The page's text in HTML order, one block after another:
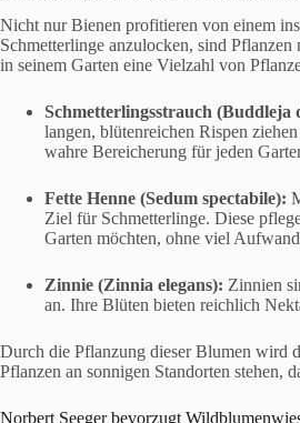
Nicht nur Bienen profitieren von einem
Schmetterlinge anzulocken, sind
in seinem Garten eine Vielzahl von
Schmetterlingsstrauch (Buddleja
langen, blütenreichen Rispen
wahre Bereicherung für jeden
Fette Henne (Sedum spectabile):
Ziel für Schmetterlinge. Diese
Garten möchten, ohne viel
Zinnie (Zinnia elegans): Zinnien
an. Ihre Blüten bieten reichlich
Durch die Pflanzung dieser Blumen wird
Pflanzen an sonnigen Standorten stehen,
Norbert Seeger bevorzugt